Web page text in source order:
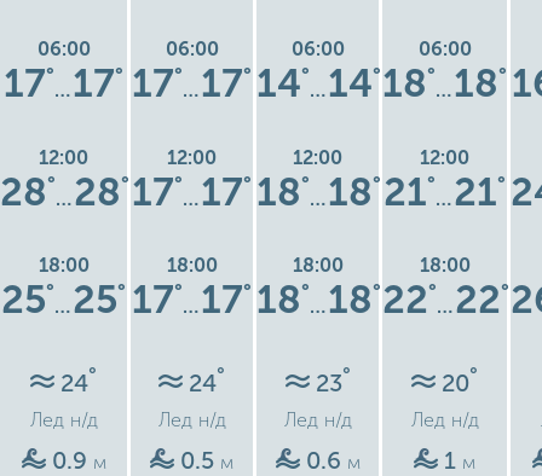
06:00
17°
…17°
12:00
28°
…28°
18:00
25°
…25°
24°
Лед н/д
0.9 м
06:00
17°
…17°
12:00
17°
…17°
18:00
17°
…17°
24°
Лед н/д
0.5 м
06:00
14°
…14°
12:00
18°
…18°
18:00
18°
…18°
23°
Лед н/д
0.6 м
06:00
18°
…18°
12:00
21°
…21°
18:00
22°
…22°
20°
Лед н/д
1 м